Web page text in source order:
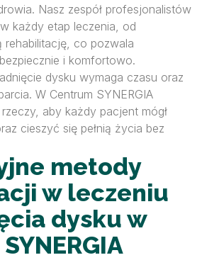
Nasz zespół profesjonalistów
każdy etap leczenia, od
rehabilitację, co pozwala
i komfortowo.
dysku wymaga czasu oraz
W Centrum SYNERGIA
aby każdy pacjent mógł
cieszyć się pełnią życia bez
metody
w leczeniu
dysku w